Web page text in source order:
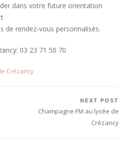
dans votre future orientation
de rendez-vous personnalisés.
03 23 71 50 70
Crézancy
NEXT POST
Next
Champagne FM au lycée de
Crézancy